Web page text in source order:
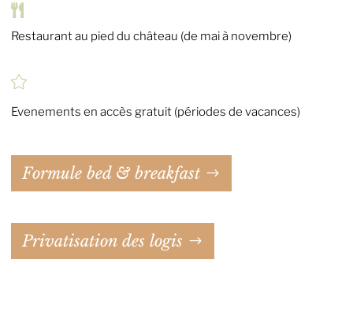

Restaurant au pied du château (de mai à novembre)

Evenements en accès gratuit (périodes de vacances)
Formule bed & breakfast
Privatisation des logis